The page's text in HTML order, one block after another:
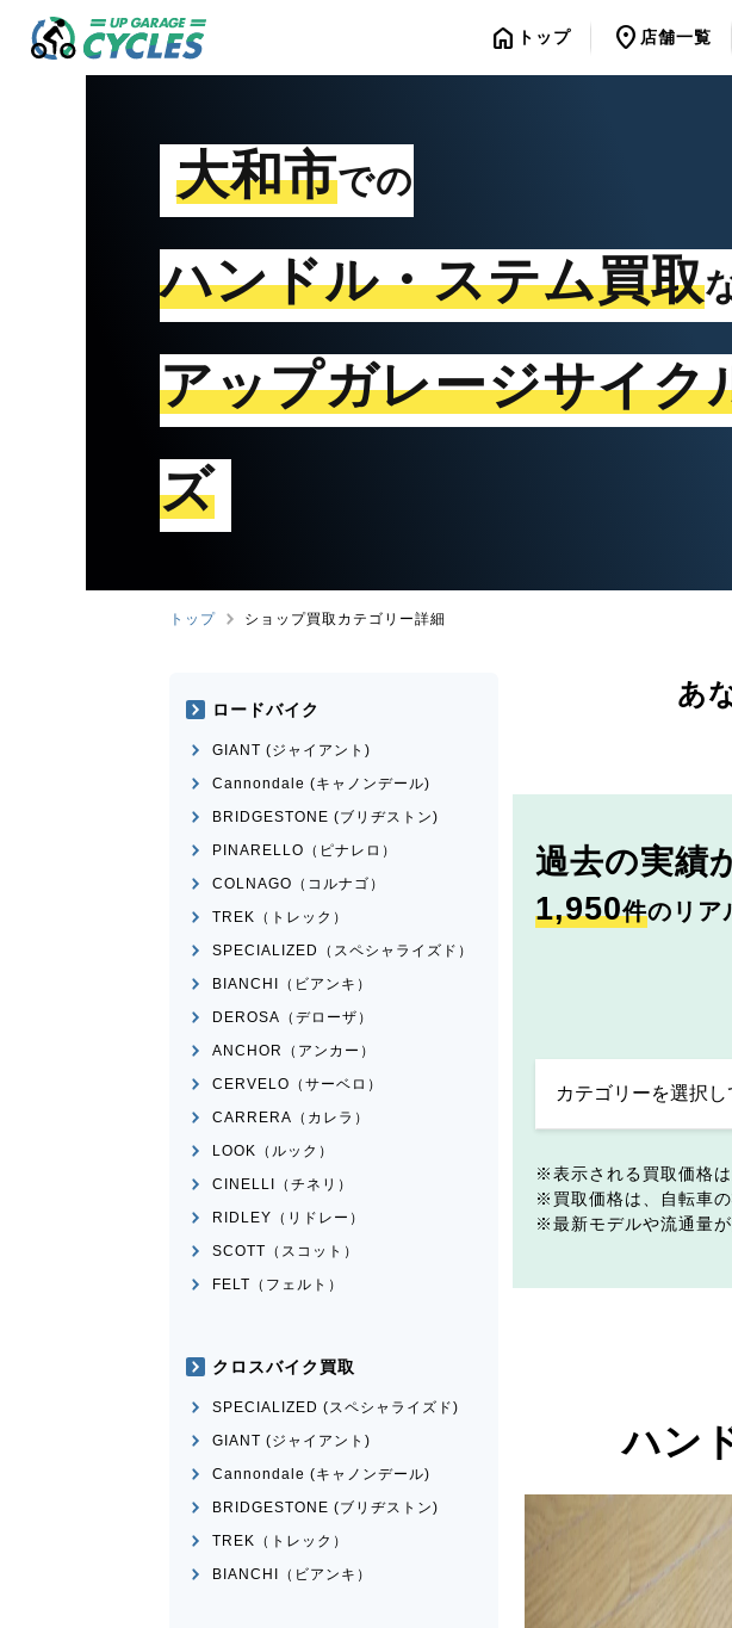
home トップ location_on 店舗一覧
大和市での
ハンドル・ステム買取
アップガレージサイク
ズ
トップ ショップ買取カテゴリー詳細
あ
過去の実績
1,950件のリア
表示される買取価格
買取価格は、自転車
最新モデルや流通量
ハン
ロードバイク
GIANT (ジャイアント)
Cannondale (キャノンデール)
BRIDGESTONE (ブリヂストン)
PINARELLO（ピナレロ）
COLNAGO（コルナゴ）
TREK（トレック）
SPECIALIZED（スペシャライズド）
BIANCHI（ビアンキ）
DEROSA（デローザ）
ANCHOR（アンカー）
CERVELO（サーベロ）
CARRERA（カレラ）
LOOK（ルック）
CINELLI（チネリ）
RIDLEY（リドレー）
SCOTT（スコット）
FELT（フェルト）
クロスバイク買取
SPECIALIZED (スペシャライズド)
GIANT (ジャイアント)
Cannondale (キャノンデール)
BRIDGESTONE (ブリヂストン)
TREK（トレック）
BIANCHI（ビアンキ）